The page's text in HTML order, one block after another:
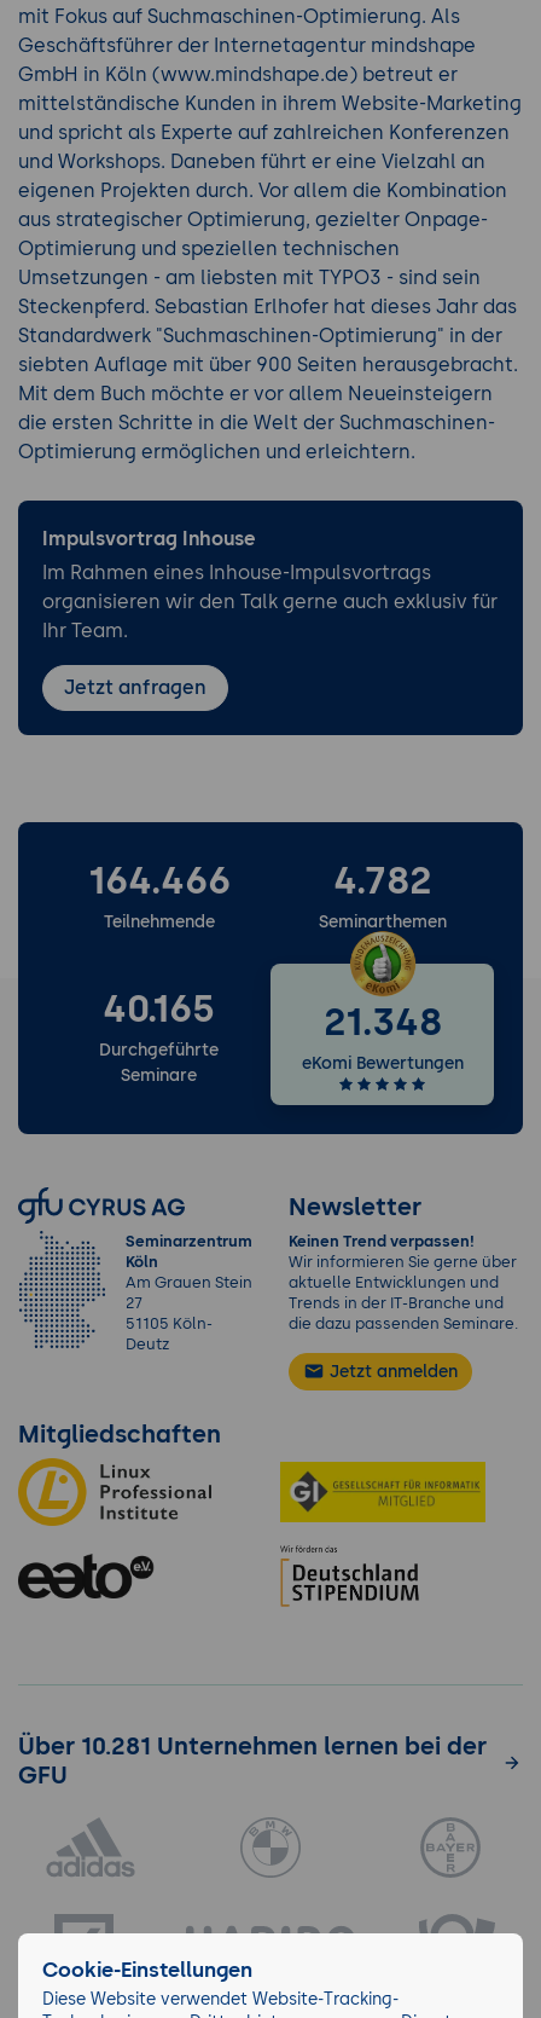
mit Fokus auf Suchmaschinen-Optimierung. Als
Geschäftsführer der Internetagentur mindshape
GmbH in Köln (www.mindshape.de) betreut er
mittelständische Kunden in ihrem Website-Marketing
und spricht als Experte auf zahlreichen Konferenzen
und Workshops. Daneben führt er eine Vielzahl an
eigenen Projekten durch. Vor allem die Kombination
aus strategischer Optimierung, gezielter Onpage-
Optimierung und speziellen technischen
Umsetzungen - am liebsten mit TYPO3 - sind sein
Steckenpferd. Sebastian Erlhofer hat dieses Jahr das
Standardwerk "Suchmaschinen-Optimierung" in der
siebten Auflage mit über 900 Seiten herausgebracht.
Mit dem Buch möchte er vor allem Neueinsteigern
die ersten Schritte in die Welt der Suchmaschinen-
Optimierung ermöglichen und erleichtern.
Impulsvortrag Inhouse
Im Rahmen eines Inhouse-Impulsvortrags
organisieren wir den Talk gerne auch exklusiv für
Ihr Team.
Jetzt anfragen
164.466
Teilnehmende
4.782
Seminarthemen
40.165
Durchgeführte
Seminare
21.348
eKomi Bewertungen
Seminarzentrum
Köln
Am Grauen Stein
27
51105 Köln-
Deutz
Newsletter
Keinen Trend verpassen!
Wir informieren Sie gerne über
aktuelle Entwicklungen und
Trends in der IT-Branche und
die dazu passenden Seminare.
Jetzt anmelden
Mitgliedschaften
Über 10.281 Unternehmen lernen bei der
GFU
Cookie-Einstellungen
Diese Website verwendet Website-Tracking-